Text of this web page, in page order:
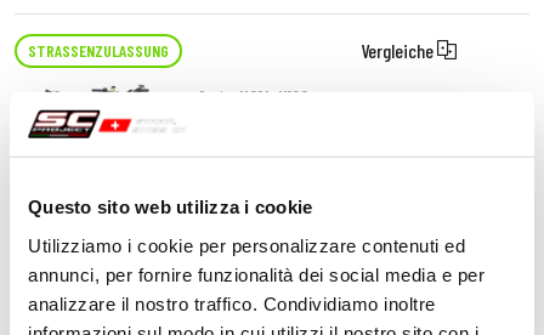
Questo sito web utilizza i cookie
Utilizziamo i cookie per personalizzare contenuti ed
annunci, per fornire funzionalità dei social media e per
analizzare il nostro traffico. Condividiamo inoltre
STRASSENZULASSUNG Vergleiche
Code: H01A-K12C
510,00 CHF
DETAILS
PRODUKT